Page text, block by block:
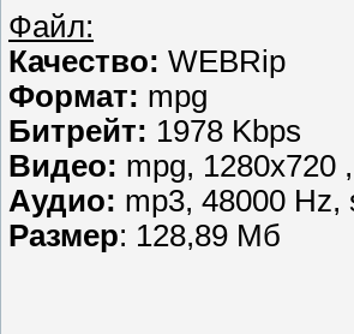
Файл:
Качество: WEBRip
Формат: mpg
Битрейт: 1978 Kbps
Видео: mpg, 1280х720
Аудио: mp3, 48000 Hz,
Размер: 128,89 Мб